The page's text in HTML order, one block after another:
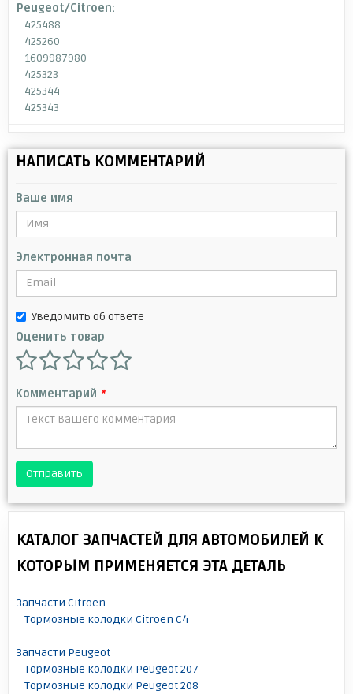
Peugeot/Citroen:
425488
425260
1609987980
425323
425344
425343
НАПИСАТЬ КОММЕНТАРИЙ
Ваше имя
Электронная почта
Уведомить об ответе
Оценить товар
Комментарий *
Отправить
КАТАЛОГ ЗАПЧАСТЕЙ ДЛЯ АВТОМОБИЛЕЙ К
КОТОРЫМ ПРИМЕНЯЕТСЯ ЭТА ДЕТАЛЬ
Запчасти Citroen
Тормозные колодки Citroen C4
Запчасти Peugeot
Тормозные колодки Peugeot 207
Тормозные колодки Peugeot 208